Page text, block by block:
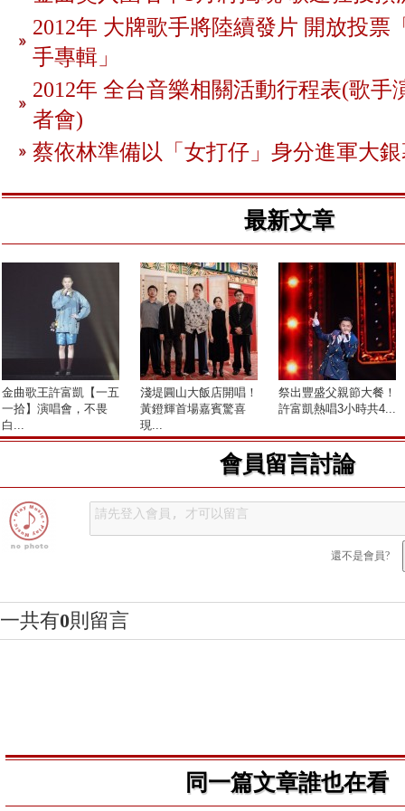
2012年 大牌歌手將陸續發片 開放投票
手專輯」
2012年 全台音樂相關活動行程表(歌手
者會)
蔡依林準備以「女打仔」身分進軍大
最新文章
金曲歌王許富凱【一五
一拾】演唱會，不畏
白...
淺堤圓山大飯店開唱！
黃鐙輝首場嘉賓驚喜
現...
祭出豐盛父親節大餐！
許富凱熱唱3小時共4...
會員留言討論
還不是會員?
一共有0則留言
同一篇文章誰也在看